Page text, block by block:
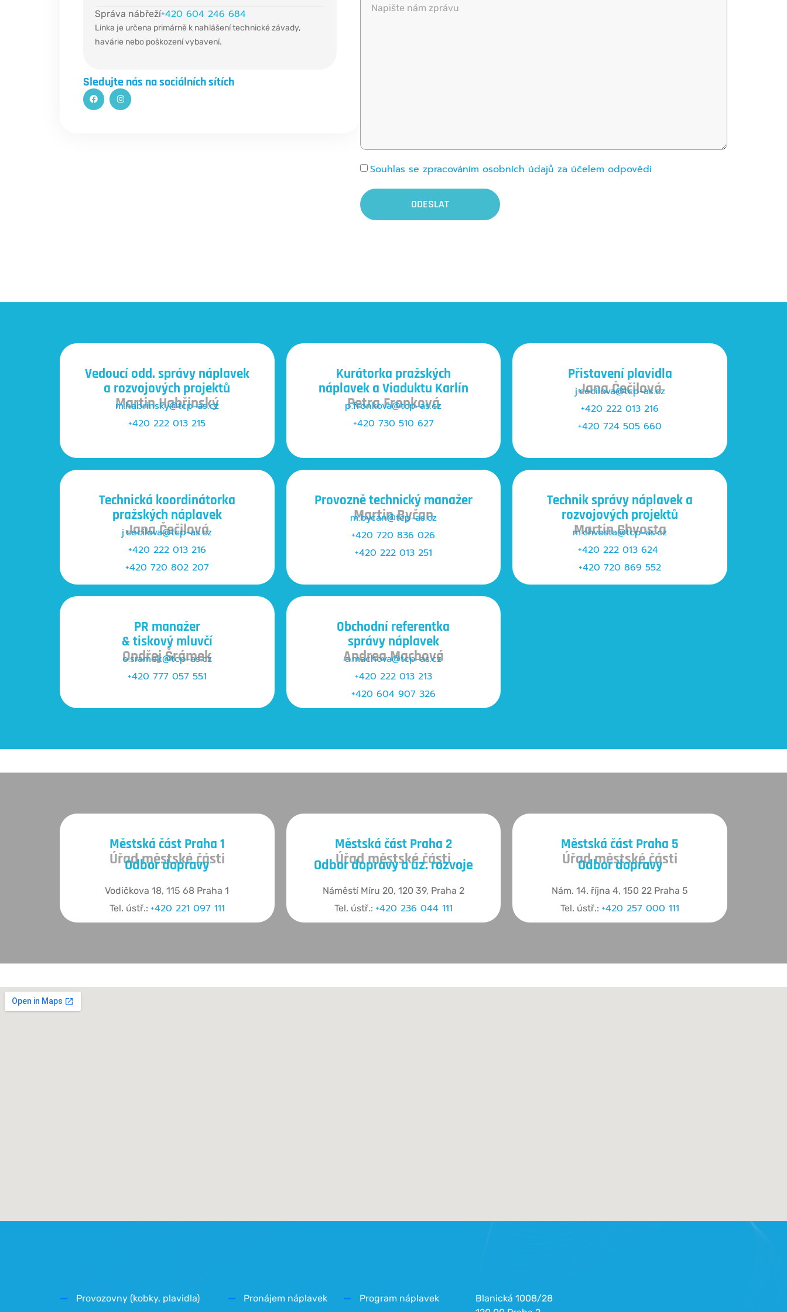
Správa nábřeží+420 604 246 684
Linka je určena primárně k nahlášení technické závady,
havárie nebo poškození vybavení.
Sledujte nás na sociálních sítích
Souhlas se zpracováním osobních údajů za účelem odpovědi
ODESLAT
Vedoucí odd. správy náplavek
a rozvojových projektů
Martin Habřinský
m.habrinsky@tcp-as.cz
+420 222 013 215
Kurátorka pražských
náplavek a Viaduktu Karlín
Petra Fronková
p.fronkova@tcp-as.cz
+420 730 510 627
Přistavení plavidla
Jana Čečilová
j.cecilova@tcp-as.cz
+420 222 013 216
+420 724 505 660
Technická koordinátorka
pražských náplavek
Jana Čečilová
j.cecilova@tcp-as.cz
+420 222 013 216
+420 720 802 207
Provozně technický manažer
Martin Byčan
m.bycan@tcp-as.cz
+420 720 836 026
+420 222 013 251
Technik správy náplavek a
rozvojových projektů
Martin Chvosta
m.chvosta@tcp-as.cz
+420 222 013 624
+420 720 869 552
PR manažer
& tiskový mluvčí
Ondřej Šrámek
o.sramek@tcp-as.cz
+420 777 057 551
Obchodní referentka
správy náplavek
Andrea Machová
a.machova@tcp-as.cz
+420 222 013 213
+420 604 907 326
Městská část Praha 1
Úřad městské části
Odbor dopravy
Vodičkova 18, 115 68 Praha 1
Tel. ústř.: +420 221 097 111
Městská část Praha 2
Úřad městské části
Odbor dopravy a úz. rozvoje
Náměstí Míru 20, 120 39, Praha 2
Tel. ústř.: +420 236 044 111
Městská část Praha 5
Úřad městské části
Odbor dopravy
Nám. 14. října 4, 150 22 Praha 5
Tel. ústř.:+420 257 000 111
Provozovny (kobky, plavidla) Pronájem náplavek Program náplavek
Blanická 1008/28